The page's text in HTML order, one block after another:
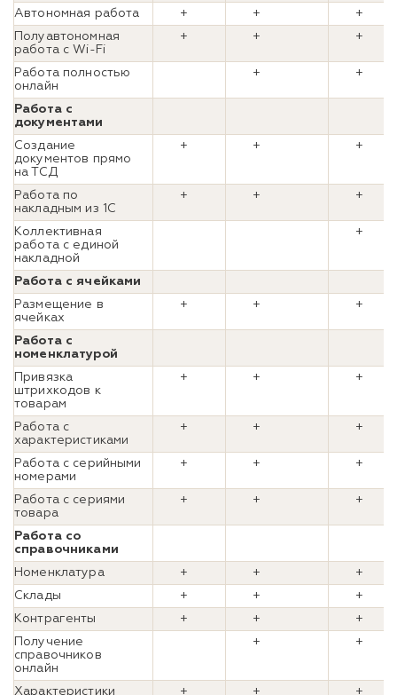
Автономная работа + +
+
Полуавтономная
работа с Wi-Fi
+ + +
Работа полностью
онлайн
+ +
Работа с
документами
Создание
документов прямо
на ТСД
+ + +
Работа по
накладным из 1С
+ + +
Коллективная
работа с единой
накладной
+
Работа с ячейками
Размещение в
ячейках
+ + +
Работа с
номенклатурой
Привязка
штрихкодов к
товарам
+ + +
Работа с
характеристиками
+ + +
Работа с серийными
номерами
+ + +
Работа с сериями
товара
+ + +
Работа со
справочниками
Номенклатура
+ +
+
Склады
+ +
+
Контрагенты
+ +
+
Получение
справочников
онлайн
+ +
Характеристики + +
+